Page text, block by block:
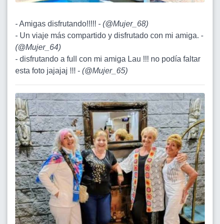
- Amigas disfrutando!!!!! - (@Mujer_68)
- Un viaje más compartido y disfrutado con mi amiga. -
(@Mujer_64)
- disfrutando a full con mi amiga Lau !!! no podía faltar
esta foto jajajaj !!! - (@Mujer_65)